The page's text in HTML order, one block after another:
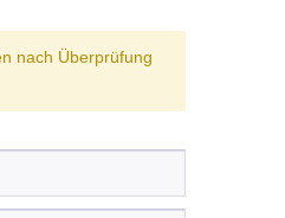
nach Überprüfung